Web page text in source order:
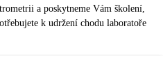
a poskytneme Vám školení,
k udržení chodu laboratoře